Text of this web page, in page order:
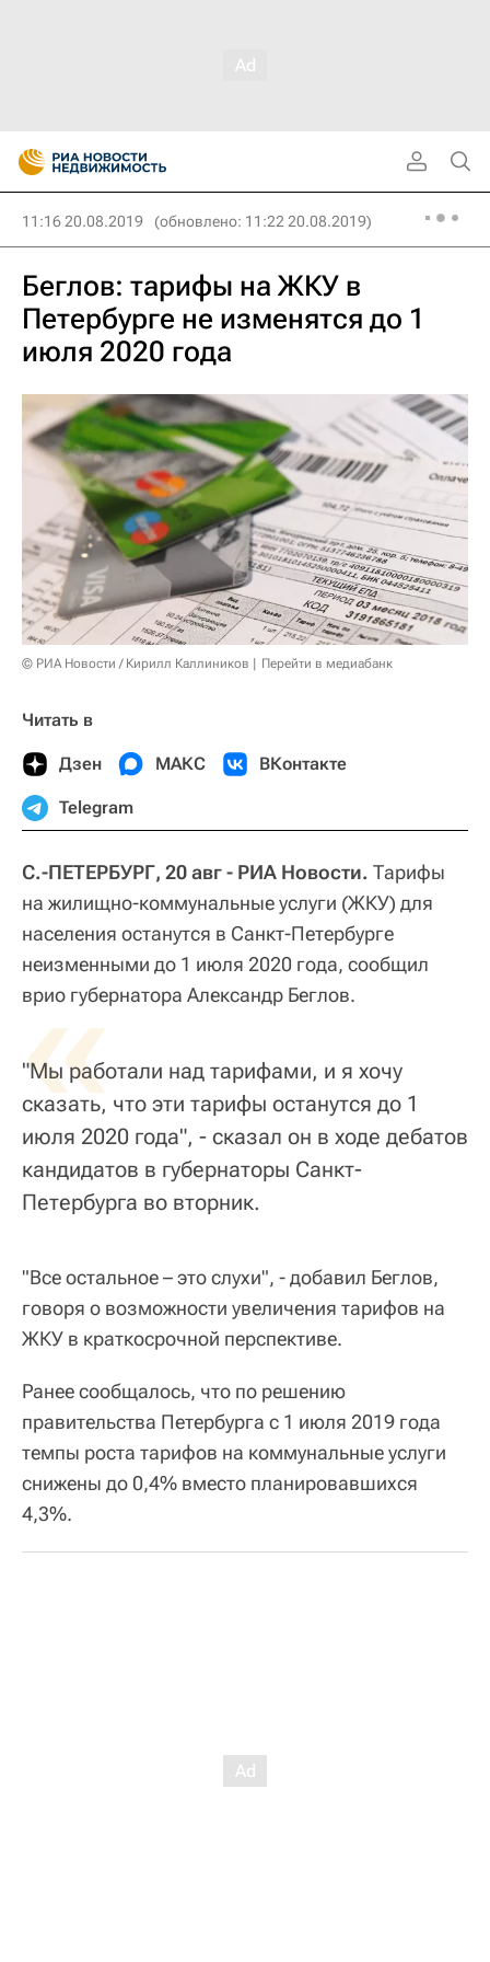
11:16 20.08.2019 (обновлено: 11:22 20.08.2019)
Беглов: тарифы на ЖКУ в
Петербурге не изменятся до 1
июля 2020 года
© РИА Новости / Кирилл Каллиников Перейти в медиабанк
Читать в
Дзен МАКС ВКонтакте
Telegram
С.-ПЕТЕРБУРГ, 20 авг - РИА Новости. Тарифы
на жилищно-коммунальные услуги (ЖКУ) для
населения останутся в Санкт-Петербурге
неизменными до 1 июля 2020 года, сообщил
врио губернатора Александр Беглов.
«
"Мы работали над тарифами, и я хочу
сказать, что эти тарифы останутся до 1
июля 2020 года", - сказал он в ходе дебатов
кандидатов в губернаторы Санкт-
Петербурга во вторник.
"Все остальное – это слухи", - добавил Беглов,
говоря о возможности увеличения тарифов на
ЖКУ в краткосрочной перспективе.
Ранее сообщалось, что по решению
правительства Петербурга с 1 июля 2019 года
темпы роста тарифов на коммунальные услуги
снижены до 0,4% вместо планировавшихся
4,3%.